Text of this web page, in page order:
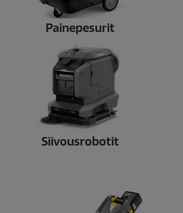
Painepesurit
Siivousrobotit